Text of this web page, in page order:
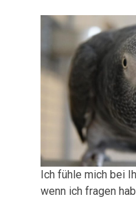
Ich fühle mich bei
wenn ich fragen